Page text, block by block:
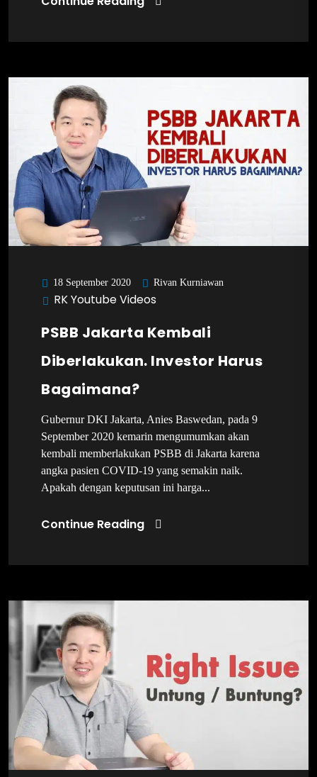
18 September 2020 Rivan Kurniawan
RK Youtube Videos
PSBB Jakarta Kembali
Diberlakukan. Investor Harus
Bagaimana?
Gubernur DKI Jakarta, Anies Baswedan, pada 9
September 2020 kemarin mengumumkan akan
kembali memberlakukan PSBB di Jakarta karena
angka pasien COVID-19 yang semakin naik.
Apakah dengan keputusan ini harga...
Continue Reading